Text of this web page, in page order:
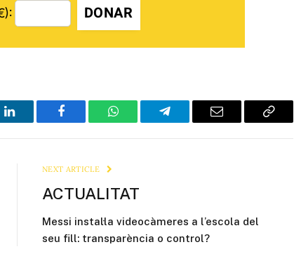
DONAR
LinkedIn Facebook WhatsAppTelegram Email
Copy
NEXT ARTICLE
ACTUALITAT
Messi instal·la videocàmeres a l’escola del
seu fill: transparència o control?